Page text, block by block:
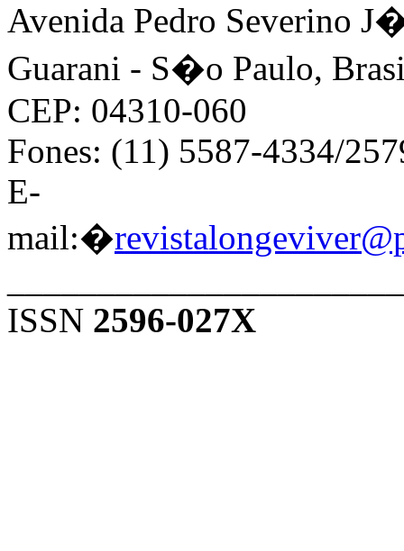
Avenida Pedro Severino
Guarani - S�o Paulo,
CEP: 04310-060
Fones: (11) 5587-4334/
E-
mail:�
ISSN 2596-027X